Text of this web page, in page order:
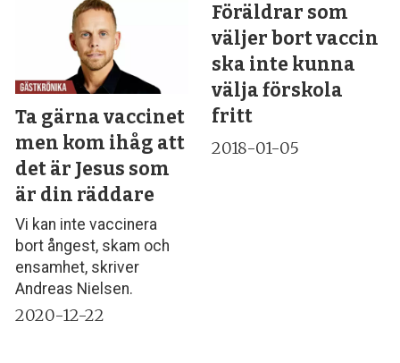
Ta gärna vaccinet
men kom ihåg att
det är Jesus som
är din räddare
Vi kan inte vaccinera
bort ångest, skam och
ensamhet, skriver
Andreas Nielsen.
2020-12-22
Föräldrar som
väljer bort vaccin
ska inte kunna
välja förskola
fritt
2018-01-05